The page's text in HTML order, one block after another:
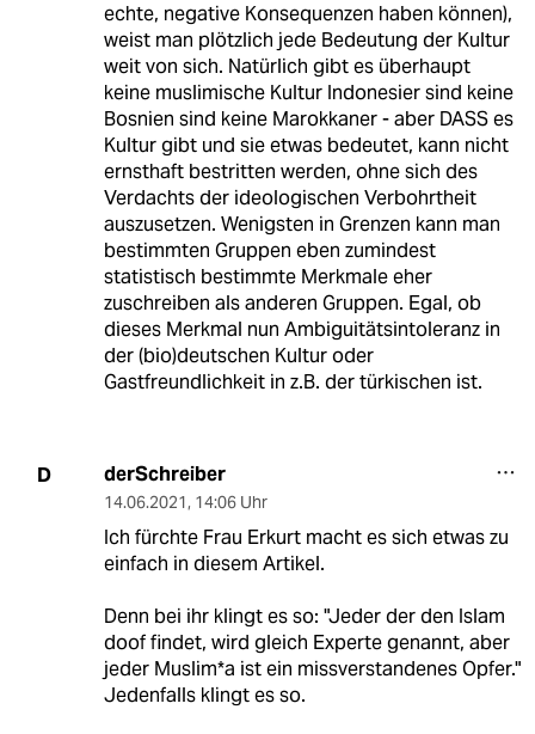
echte, negative Konsequenzen haben können),
weist man plötzlich jede Bedeutung der Kultur
weit von sich. Natürlich gibt es überhaupt
keine muslimische Kultur Indonesier sind keine
Bosnien sind keine Marokkaner - aber DASS es
Kultur gibt und sie etwas bedeutet, kann nicht
ernsthaft bestritten werden, ohne sich des
Verdachts der ideologischen Verbohrtheit
auszusetzen. Wenigsten in Grenzen kann man
bestimmten Gruppen eben zumindest
statistisch bestimmte Merkmale eher
zuschreiben als anderen Gruppen. Egal, ob
dieses Merkmal nun Ambiguitätsintoleranz in
der (bio)deutschen Kultur oder
Gastfreundlichkeit in z.B. der türkischen ist.
D derSchreiber
14.06.2021, 14:06 Uhr
Ich fürchte Frau Erkurt macht es sich etwas zu
einfach in diesem Artikel.
Denn bei ihr klingt es so: "Jeder der den Islam
doof findet, wird gleich Experte genannt, aber
jeder Muslim*a ist ein missverstandenes Opfer."
Jedenfalls klingt es so.